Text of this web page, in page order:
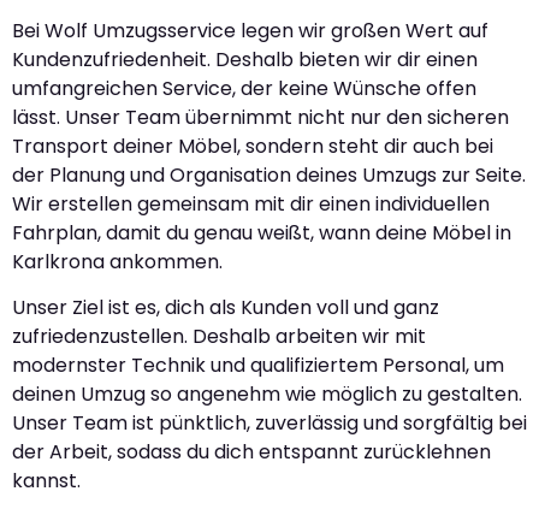
Bei Wolf Umzugsservice legen wir großen Wert auf
Kundenzufriedenheit. Deshalb bieten wir dir einen
umfangreichen Service, der keine Wünsche offen
lässt. Unser Team übernimmt nicht nur den sicheren
Transport deiner Möbel, sondern steht dir auch bei
der Planung und Organisation deines Umzugs zur Seite.
Wir erstellen gemeinsam mit dir einen individuellen
Fahrplan, damit du genau weißt, wann deine Möbel in
Karlkrona ankommen.
Unser Ziel ist es, dich als Kunden voll und ganz
zufriedenzustellen. Deshalb arbeiten wir mit
modernster Technik und qualifiziertem Personal, um
deinen Umzug so angenehm wie möglich zu gestalten.
Unser Team ist pünktlich, zuverlässig und sorgfältig bei
der Arbeit, sodass du dich entspannt zurücklehnen
kannst.